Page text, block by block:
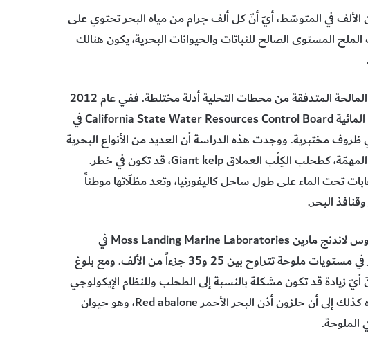
الأملاح في البحر، ولكنه يكون 35 جزءاً من الألف في المتوسّط، أيّ أنّ كل ألف جرام من مياه البحر تحتوي على
الملح المستوى الصالح للنباتات والحيوانات البحرية، يكون هنالك
والأدلة الحالية حول ما يحدث للحياة المحيطة بالمياه المالحة المتدفقة من محطات التحلية أدلة مختلطة. ففي عام 2012
بحثت دراسة لمجلس ولاية كاليفورنيا لمراقبة الموارد المائية California State Water Resources Control Board في
ظروف مختبرية. ووجدت هذه الدراسة أن العديد من الأنواع البحرية
قد تكون بخير في الملوحة الزائدة، ولكن بعض الأنواع المهمّة، كطحلب الكِلْب العملاق Giant kelp، قد تكون في خطر.
تحت الماء على طول ساحل كاليفورنيا، وتعد مظلّاتها موطناً
البحر.
ويقول مايكل فوستر Michael Foster من معامل موس لاندنج مارين Moss Landing Marine Laboratories في
كاليفورنيا إن طحلب الكِلْب العملاق يتكاثر بنجاح باهر في مستويات ملوحة تتراوح بين 25 و35 جزءاً من الألف. ومع بلوغ
بالفعل، فإنّ أيّ زيادة قد تكون مشكلة بالنسبة إلى الطحلب وللنظام الإيكولوجي
الذي يدعمه. كما توصّلت دراسة مجلس مراقبة المياه كذلك إلى أن حلزون أذن البحر الأحمر Red abalone، وهو حيوان
الملوحة.